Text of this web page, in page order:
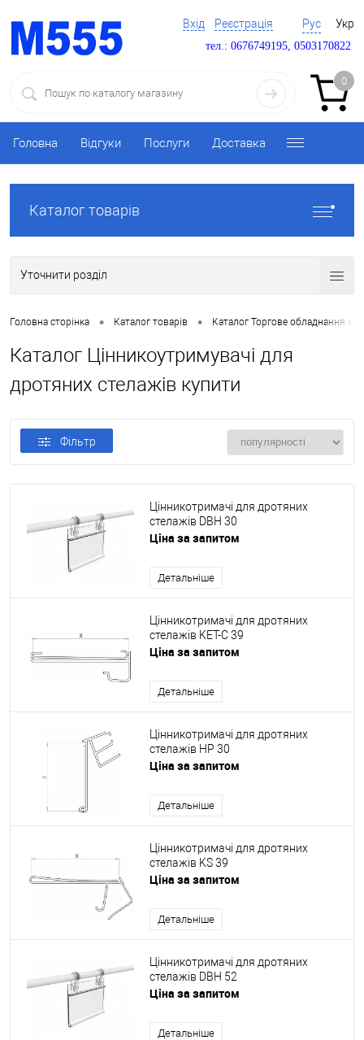
Вхід Реєстрація Рус Укр
тел.: 0676749195, 0503170822
0
Головна Відгуки Послуги Доставка
Каталог товарів
Уточнити розділ
Головна сторінка • Каталог товарів • Каталог Торгове обладнання
Каталог Цінникоутримувачі для
дротяних стелажів купити
Фільтр
Цінникотримачі для дротяних
стелажів DBH 30
Ціна за запитом
Детальніше
Цінникотримачі для дротяних
стелажів KET-C 39
Ціна за запитом
Детальніше
Цінникотримачі для дротяних
стелажів HP 30
Ціна за запитом
Детальніше
Цінникотримачі для дротяних
стелажів KS 39
Ціна за запитом
Детальніше
Цінникотримачі для дротяних
стелажів DBH 52
Ціна за запитом
Детальніше